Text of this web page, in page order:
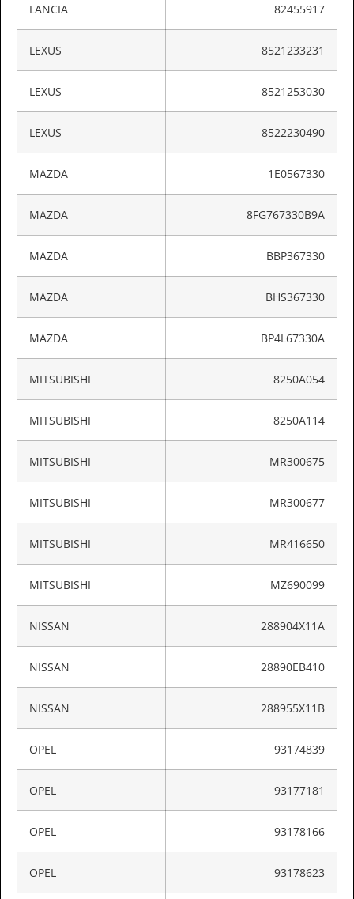
LANCIA 82455917
LEXUS 8521233231
LEXUS 8521253030
LEXUS 8522230490
MAZDA 1E0567330
MAZDA 8FG767330B9A
MAZDA BBP367330
MAZDA BHS367330
MAZDA BP4L67330A
MITSUBISHI 8250A054
MITSUBISHI 8250A114
MITSUBISHI MR300675
MITSUBISHI MR300677
MITSUBISHI MR416650
MITSUBISHI MZ690099
NISSAN 288904X11A
NISSAN 28890EB410
NISSAN 288955X11B
OPEL 93174839
OPEL 93177181
OPEL 93178166
OPEL 93178623